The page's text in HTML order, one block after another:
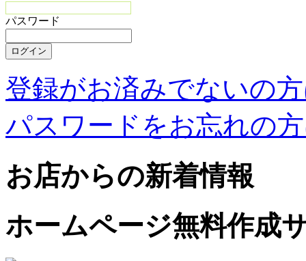
パスワード
登録がお済みでないの
パスワードをお忘れの
お店からの新着情報
ホームページ無料作成